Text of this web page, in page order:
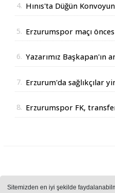
Sitemizden en iyi şekilde
4. Hınıs'ta Düğün
5. Erzurumspor maçı
6. Yazarımız Başkapan'ın
7. Erzurum'da sağlıkçılar
8. Erzurumspor FK,